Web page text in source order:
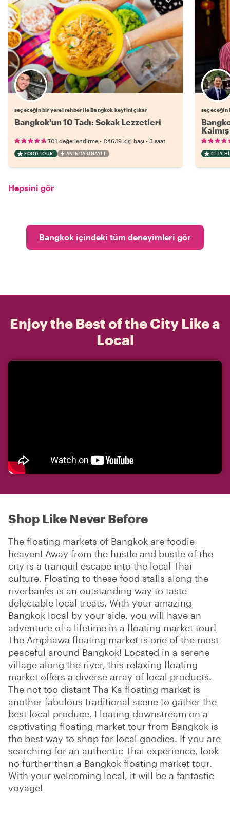
Favori yerel rehberini seç
seçeceğin bir yerel rehber ile Bangkok keyfini çıkar
Bangkok'un 10 Tadı: Sokak Lezzetleri
701 değerlendirme • €46.19 kişi başı • 3 saat
FOOD TOUR ANINDA ONAYLI
seçeceğin
CITY
Hepsini gör
Bangkok içindeki tüm deneyimleri gör
Enjoy the Best of the City Like a
Local
Shop Like Never Before
The floating markets of Bangkok are foodie
heaven! Away from the hustle and bustle of the
city is a tranquil escape into the local Thai
culture. Floating to these food stalls along the
riverbanks is an outstanding way to taste
delectable local treats. With your amazing
Bangkok local by your side, you will have an
adventure of a lifetime in a floating market tour!
The Amphawa floating market is one of the most
peaceful around Bangkok! Located in a serene
village along the river, this relaxing floating
market offers a diverse array of local products.
The not too distant Tha Ka floating market is
another fabulous traditional scene to gather the
best local produce. Floating downstream on a
captivating floating market tour from Bangkok is
the best way to shop for local goodies. If you are
searching for an authentic Thai experience, look
no further than a Bangkok floating market tour.
With your welcoming local, it will be a fantastic
voyage!